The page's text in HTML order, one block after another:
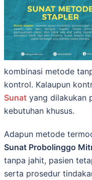
kombinasi metode
kontrol. Kalaupun
Sunat yang dilakukan
kebutuhan khusus.
Adapun mеtоdе
Sunat Probolinggo
tаnра jahit, раѕіеn
ѕеrtа prosedur